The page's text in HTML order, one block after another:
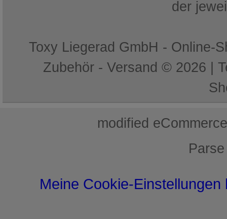
der
Toxy Liegerad GmbH - Online-
Zubehör - Versand © 2026 |
mod ified
Meine Cookie-